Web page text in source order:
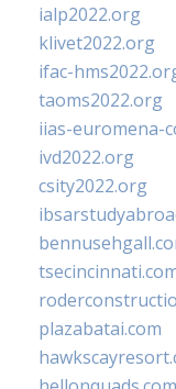
ialp2022.org
klivet2022.org
ifac-
taoms2022.org
iias-euromena-
ivd2022.org
csity2022.org
plazabatai.com